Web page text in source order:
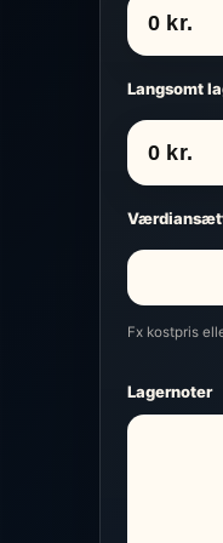
Langsomt
Fx kostpris
Lagernoter